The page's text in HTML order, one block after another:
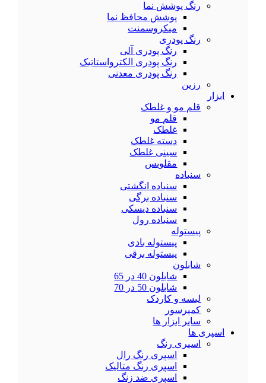
رنگ پوشش نما
پوشش محافظ نما
میکروسمنت
رنگ پودری
رنگ پودری آلی
رنگ پودری الکترواستاتیک
رنگ پودری معدنی
رزین
ابزار
قلم مو و غلطک
قلم مو
غلطک
دسته غلطک
سینی غلطک
مقلویس
سنباده
سنباده انگشتی
سنباده برگی
سنباده دیسکی
سنباده رول
پیستوله
پیستوله بادی
پیستوله برقی
شابلون
شابلون 40 در 65
شابلون 50 در 70
لیسه و کاردک
کمپرسور
سایر ابزار ها
اسپری ها
اسپری رنگ
اسپری رنگ رال
اسپری رنگ متالیک
اسپری ضد زنگ